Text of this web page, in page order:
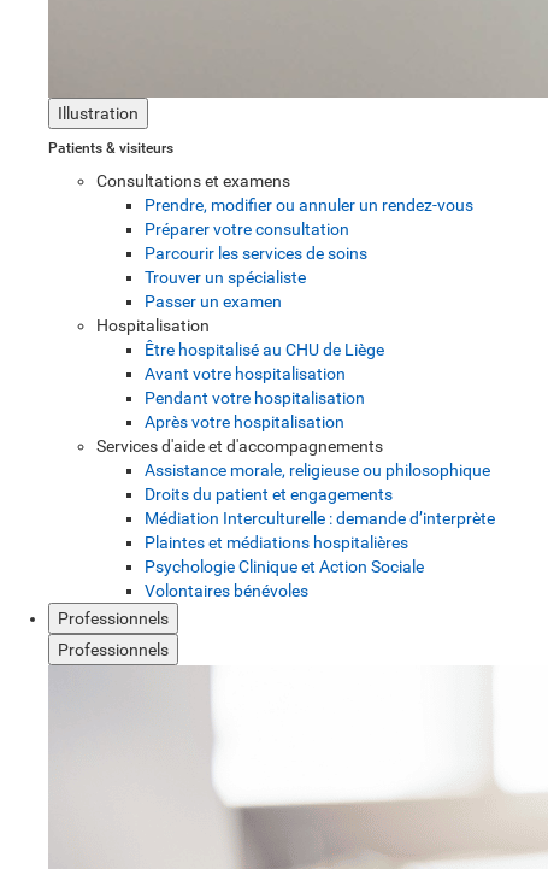
Illustration
Patients & visiteurs
Consultations et examens
Prendre, modifier ou annuler un rendez-vous
Préparer votre consultation
Parcourir les services de soins
Trouver un spécialiste
Passer un examen
Hospitalisation
Être hospitalisé au CHU de Liège
Avant votre hospitalisation
Pendant votre hospitalisation
Après votre hospitalisation
Services d'aide et d'accompagnements
Assistance morale, religieuse ou philosophique
Droits du patient et engagements
Médiation Interculturelle : demande d’interprète
Plaintes et médiations hospitalières
Psychologie Clinique et Action Sociale
Volontaires bénévoles
Professionnels
Professionnels